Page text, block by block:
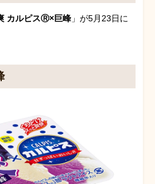
カルピスⓇ×巨峰 」が5月23日に